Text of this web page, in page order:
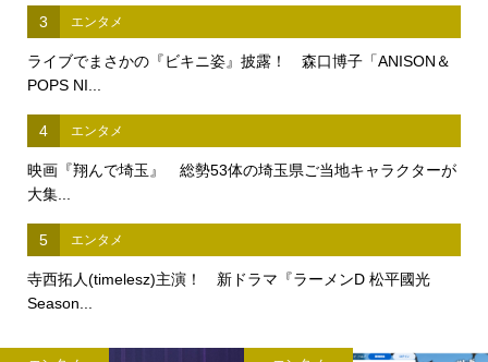
3 エンタメ
ライブでまさかの『ビキニ姿』披露！ 森口博子「ANISON＆
POPS NI...
4 エンタメ
映画『翔んで埼玉』 総勢53体の埼玉県ご当地キャラクターが
大集...
5 エンタメ
寺西拓人(timelesz)主演！ 新ドラマ『ラーメンD 松平國光
Season...